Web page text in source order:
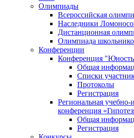
Олимпиады
Всероссийская
Наследники
Дистанционная
Олимпиада
Конференции
Конференция
Общая
Списки
Протоколы
Регистрация
Региональная учебно-
конференция
Общая
Регистрация